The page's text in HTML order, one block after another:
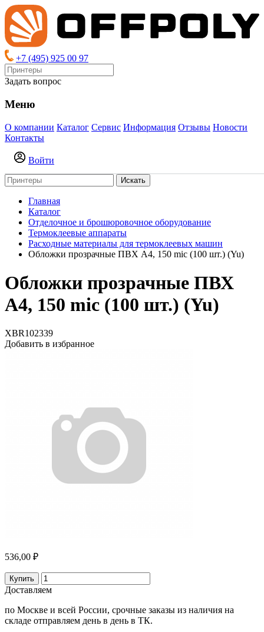
+7 (495) 925 00 97
Задать вопрос
Меню
О компании Каталог Сервис Информация Отзывы Новости
Контакты
Войти
Искать
Главная
Каталог
Отделочное и брошюровочное оборудование
Термоклеевые аппараты
Расходные материалы для термоклеевых машин
Обложки прозрачные ПВХ А4, 150 mic (100 шт.) (Yu)
Обложки прозрачные ПВХ
А4, 150 mic (100 шт.) (Yu)
XBR102339
Добавить в избранное
536,00 ₽
Купить
Доставляем
по Москве и всей России, срочные заказы из наличия на
складе отправляем день в день в ТК.